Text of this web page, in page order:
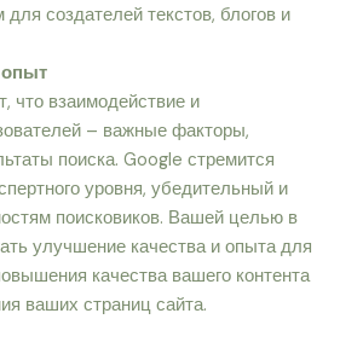
создателей текстов, блогов и
опыт
что взаимодействие и
– важные факторы,
поиска. Google стремится
уровня, убедительный и
поисковиков. Вашей целью в
улучшение качества и опыта для
качества вашего контента
ваших страниц сайта.